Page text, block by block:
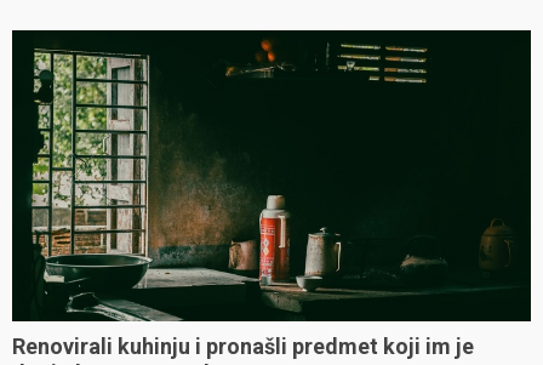
Renovirali kuhinju i pronašli predmet koji im je